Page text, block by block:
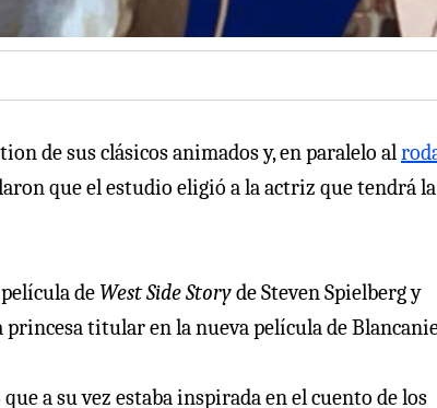
de sus clásicos animados y, en paralelo al
que el estudio eligió a la actriz que tendrá la
de West Side Storyde Steven Spielberg y
princesa titular en la nueva película de
a su vez estaba inspirada en el cuento de los